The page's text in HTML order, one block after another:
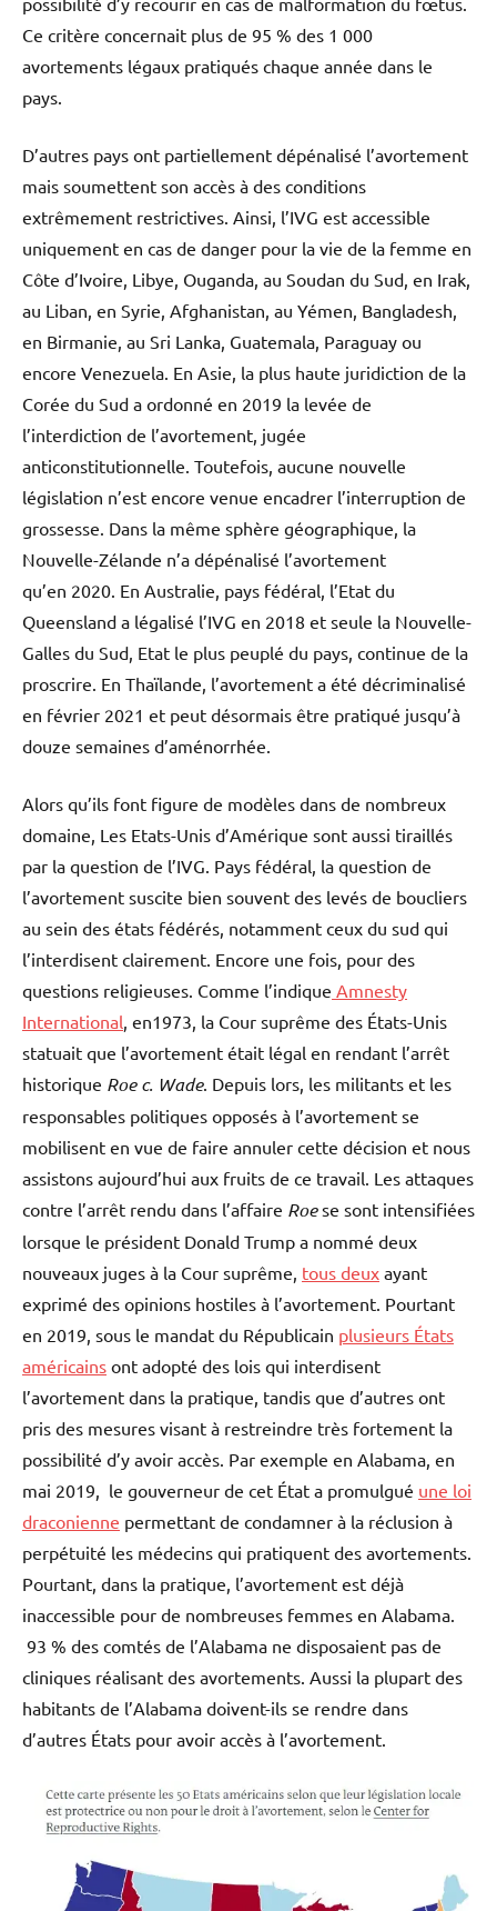
Ce critère concernait plus de 95 % des 1 000
avortements légaux pratiqués chaque année dans le
pays.
D’autres pays ont partiellement dépénalisé l’avortement
mais soumettent son accès à des conditions
extrêmement restrictives. Ainsi, l’IVG est accessible
uniquement en cas de danger pour la vie de la femme en
Côte d’Ivoire, Libye, Ouganda, au Soudan du Sud, en Irak,
au Liban, en Syrie, Afghanistan, au Yémen, Bangladesh,
en Birmanie, au Sri Lanka, Guatemala, Paraguay ou
encore Venezuela. En Asie, la plus haute juridiction de la
Corée du Sud a ordonné en 2019 la levée de
l’interdiction de l’avortement, jugée
anticonstitutionnelle. Toutefois, aucune nouvelle
législation n’est encore venue encadrer l’interruption de
grossesse. Dans la même sphère géographique, la
Nouvelle-Zélande n’a dépénalisé l’avortement
qu’en 2020. En Australie, pays fédéral, l’Etat du
Queensland a légalisé l’IVG en 2018 et seule la Nouvelle-
Galles du Sud, Etat le plus peuplé du pays, continue de la
proscrire. En Thaïlande, l’avortement a été décriminalisé
en février 2021 et peut désormais être pratiqué jusqu’à
douze semaines d’aménorrhée.
Alors qu’ils font figure de modèles dans de nombreux
domaine, Les Etats-Unis d’Amérique sont aussi tiraillés
par la question de l’IVG. Pays fédéral, la question de
l’avortement suscite bien souvent des levés de boucliers
au sein des états fédérés, notamment ceux du sud qui
l’interdisent clairement. Encore une fois, pour des
questions religieuses. Comme l’indique Amnesty
International , en1973, la Cour suprême des États-Unis
statuait que l’avortement était légal en rendant l’arrêt
historique Roe c. Wade. Depuis lors, les militants et les
responsables politiques opposés à l’avortement se
mobilisent en vue de faire annuler cette décision et nous
assistons aujourd’hui aux fruits de ce travail. Les attaques
contre l’arrêt rendu dans l’affaire Roese sont intensifiées
lorsque le président Donald Trump a nommé deux
nouveaux juges à la Cour suprême, tous deux ayant
exprimé des opinions hostiles à l’avortement. Pourtant
en 2019, sous le mandat du Républicain plusieurs États
américains ont adopté des lois qui interdisent
l’avortement dans la pratique, tandis que d’autres ont
pris des mesures visant à restreindre très fortement la
possibilité d’y avoir accès. Par exemple en Alabama, en
mai 2019, le gouverneur de cet État a promulgué une loi
draconienne permettant de condamner à la réclusion à
perpétuité les médecins qui pratiquent des avortements.
Pourtant, dans la pratique, l’avortement est déjà
inaccessible pour de nombreuses femmes en Alabama.
93 % des comtés de l’Alabama ne disposaient pas de
cliniques réalisant des avortements. Aussi la plupart des
habitants de l’Alabama doivent-ils se rendre dans
d’autres États pour avoir accès à l’avortement.